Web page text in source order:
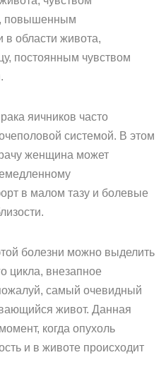
повышенным
в области живота,
постоянным чувством
яичников часто
системой. В этом
женщина может
в малом тазу и болевые
болезни можно выделить
цикла, внезапное
самый очевидный
живот. Данная
когда опухоль
и в животе происходит